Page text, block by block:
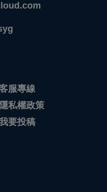
服專線
隱私權政策
要投稿